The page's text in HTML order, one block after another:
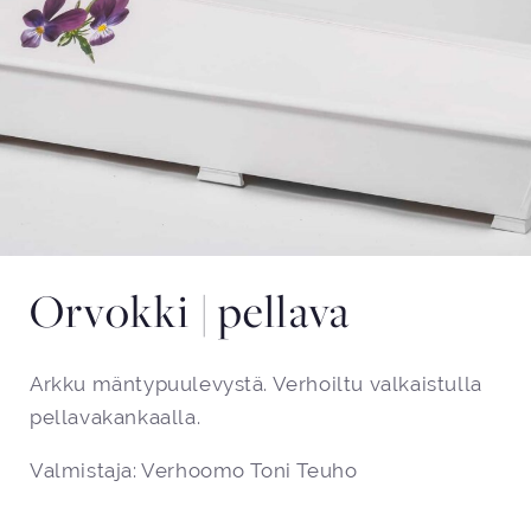
Orvokki | pellava
Arkku mäntypuulevystä. Verhoiltu valkaistulla
pellavakankaalla.
Valmistaja: Verhoomo Toni Teuho